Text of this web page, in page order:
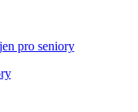
pro seniory